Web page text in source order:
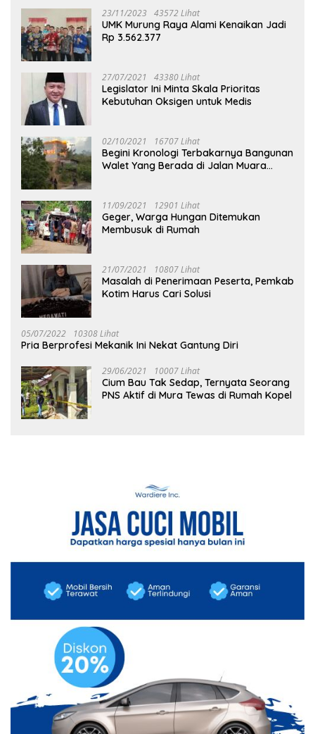
23/11/2023 43572 Lihat
UMK Murung Raya Alami Kenaikan Jadi
Rp 3.562.377
27/07/2021 43380 Lihat
Legislator Ini Minta Skala Prioritas
Kebutuhan Oksigen untuk Medis
02/10/2021 16707 Lihat
Begini Kronologi Terbakarnya Bangunan
Walet Yang Berada di Jalan Muara
11/09/2021 12901 Lihat
Geger, Warga Hungan Ditemukan
Membusuk di Rumah
21/07/2021 10807 Lihat
Masalah di Penerimaan Peserta, Pemkab
Kotim Harus Cari Solusi
05/07/2022 10308 Lihat
Pria Berprofesi Mekanik Ini Nekat Gantung Diri
29/06/2021 10007 Lihat
Cium Bau Tak Sedap, Ternyata Seorang
PNS Aktif di Mura Tewas di Rumah Kopel